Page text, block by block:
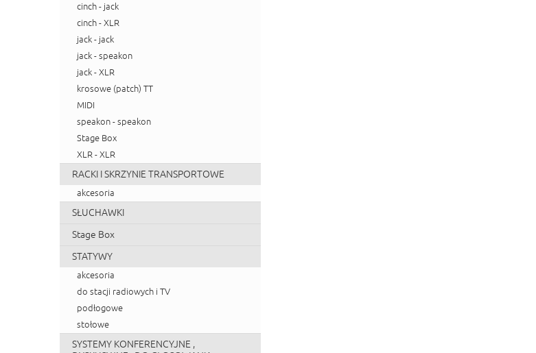
cinch - jack
cinch - XLR
jack - jack
jack - speakon
jack - XLR
krosowe (patch) TT
MIDI
speakon - speakon
Stage Box
XLR - XLR
RACKI I SKRZYNIE TRANSPORTOWE
akcesoria
SŁUCHAWKI
Stage Box
STATYWY
akcesoria
do stacji radiowych i TV
podłogowe
stołowe
SYSTEMY KONFERENCYJNE ,